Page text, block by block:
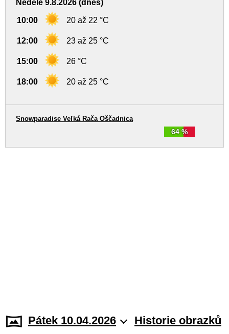
Neděle 9.8.2026 (dnes)
10:00 20 až 22 °C
12:00 23 až 25 °C
15:00 26 °C
18:00 20 až 25 °C
64 %
Snowparadise Veľká Rača Oščadnica
Pátek 10.04.2026 Historie obrazků